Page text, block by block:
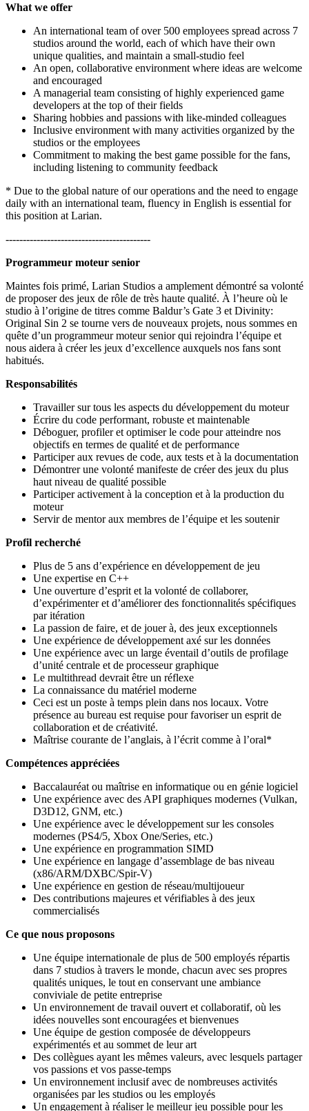
What we offer
An international team of over 500 employees spread across 7
studios around the world, each of which have their own
unique qualities, and maintain a small-studio feel
An open, collaborative environment where ideas are welcome
and encouraged
A managerial team consisting of highly experienced game
developers at the top of their fields
Sharing hobbies and passions with like-minded colleagues
Inclusive environment with many activities organized by the
studios or the employees
Commitment to making the best game possible for the fans,
including listening to community feedback
* Due to the global nature of our operations and the need to engage
daily with an international team, fluency in English is essential for
this position at Larian.
------------------------------------------
Programmeur moteur senior
Maintes fois primé, Larian Studios a amplement démontré sa volonté
de proposer des jeux de rôle de très haute qualité. À l’heure où le
studio à l’origine de titres comme Baldur’s Gate 3 et Divinity:
Original Sin 2 se tourne vers de nouveaux projets, nous sommes en
quête d’un programmeur moteur senior qui rejoindra l’équipe et
nous aidera à créer les jeux d’excellence auxquels nos fans sont
habitués.
Responsabilités
Travailler sur tous les aspects du développement du moteur
Écrire du code performant, robuste et maintenable
Déboguer, profiler et optimiser le code pour atteindre nos
objectifs en termes de qualité et de performance
Participer aux revues de code, aux tests et à la documentation
Démontrer une volonté manifeste de créer des jeux du plus
haut niveau de qualité possible
Participer activement à la conception et à la production du
moteur
Servir de mentor aux membres de l’équipe et les soutenir
Profil recherché
Plus de 5 ans d’expérience en développement de jeu
Une expertise en C++
Une ouverture d’esprit et la volonté de collaborer,
d’expérimenter et d’améliorer des fonctionnalités spécifiques
par itération
La passion de faire, et de jouer à, des jeux exceptionnels
Une expérience de développement axé sur les données
Une expérience avec un large éventail d’outils de profilage
d’unité centrale et de processeur graphique
Le multithread devrait être un réflexe
La connaissance du matériel moderne
Ceci est un poste à temps plein dans nos locaux. Votre
présence au bureau est requise pour favoriser un esprit de
collaboration et de créativité.
Maîtrise courante de l’anglais, à l’écrit comme à l’oral*
Compétences appréciées
Baccalauréat ou maîtrise en informatique ou en génie logiciel
Une expérience avec des API graphiques modernes (Vulkan,
D3D12, GNM, etc.)
Une expérience avec le développement sur les consoles
modernes (PS4/5, Xbox One/Series, etc.)
Une expérience en programmation SIMD
Une expérience en langage d’assemblage de bas niveau
(x86/ARM/DXBC/Spir-V)
Une expérience en gestion de réseau/multijoueur
Des contributions majeures et vérifiables à des jeux
commercialisés
Ce que nous proposons
Une équipe internationale de plus de 500 employés répartis
dans 7 studios à travers le monde, chacun avec ses propres
qualités uniques, le tout en conservant une ambiance
conviviale de petite entreprise
Un environnement de travail ouvert et collaboratif, où les
idées nouvelles sont encouragées et bienvenues
Une équipe de gestion composée de développeurs
expérimentés et au sommet de leur art
Des collègues ayant les mêmes valeurs, avec lesquels partager
vos passions et vos passe-temps
Un environnement inclusif avec de nombreuses activités
organisées par les studios ou les employés
Un engagement à réaliser le meilleur jeu possible pour les